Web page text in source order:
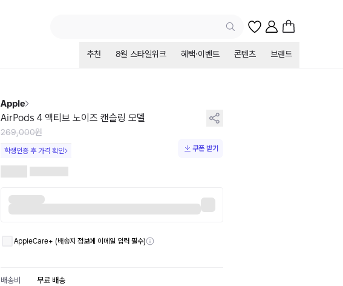
추천 8월 스타일위크 혜택·이벤트 콘텐츠 브랜드
Apple
AirPods 4 액티브 노이즈 캔슬링 모델
269,000원
학생인증 후 가격 확인 쿠폰 받기
AppleCare+ (배송지 정보에 이메일 입력 필수)
배송비
무료 배송